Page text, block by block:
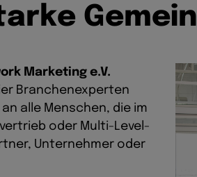
arke Gemein
Marketing e.V.
Branchenexperten
alle Menschen, die im
oder Multi-Level-
Unternehmer oder